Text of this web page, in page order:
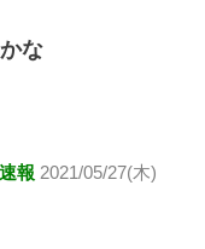
な
報 2021/05/27(木)